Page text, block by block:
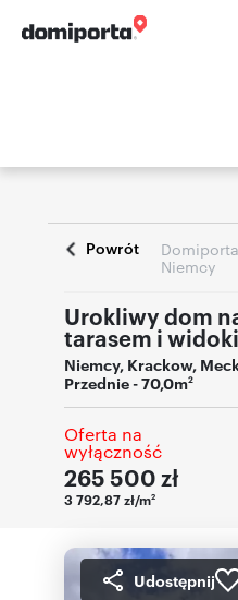
Powrót
Niemcy
Urokliwy dom
tarasem i
Niemcy, Krackow,
Przednie- 70,0m2
Oferta na
wyłączność
265 500 zł
3 792,87 zł/m2
Udostępnij